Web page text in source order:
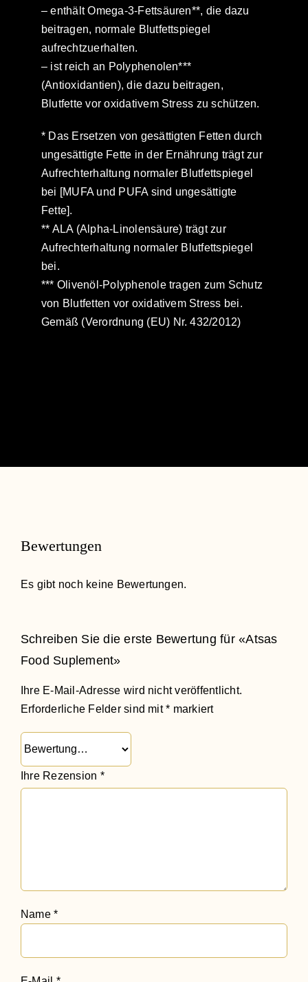
– enthält Omega-3-Fettsäuren**, die dazu
beitragen, normale Blutfettspiegel
aufrechtzuerhalten.
– ist reich an Polyphenolen***
(Antioxidantien), die dazu beitragen,
Blutfette vor oxidativem Stress zu schützen.
* Das Ersetzen von gesättigten Fetten durch
ungesättigte Fette in der Ernährung trägt zur
Aufrechterhaltung normaler Blutfettspiegel
bei [MUFA und PUFA sind ungesättigte
Fette].
** ALA (Alpha-Linolensäure) trägt zur
Aufrechterhaltung normaler Blutfettspiegel
bei.
*** Olivenöl-Polyphenole tragen zum Schutz
von Blutfetten vor oxidativem Stress bei.
Gemäß (Verordnung (EU) Nr. 432/2012)
Bewertungen
Es gibt noch keine Bewertungen.
Schreiben Sie die erste Bewertung für «Atsas
Food Suplement»
Ihre E-Mail-Adresse wird nicht veröffentlicht.
Erforderliche Felder sind mit* markiert
Ihre Rezension *
Name*